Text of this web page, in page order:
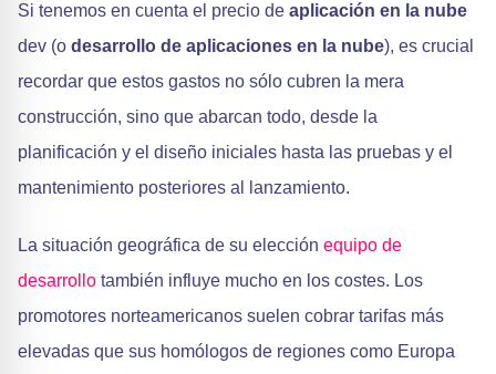
Si tenemos en cuenta el precio de aplicación en la nube
dev (o desarrollo de aplicaciones en la nube), es crucial
recordar que estos gastos no sólo cubren la mera
construcción, sino que abarcan todo, desde la
planificación y el diseño iniciales hasta las pruebas y el
mantenimiento posteriores al lanzamiento.
La situación geográfica de su elección equipo de
desarrollo también influye mucho en los costes. Los
promotores norteamericanos suelen cobrar tarifas más
elevadas que sus homólogos de regiones como Europa